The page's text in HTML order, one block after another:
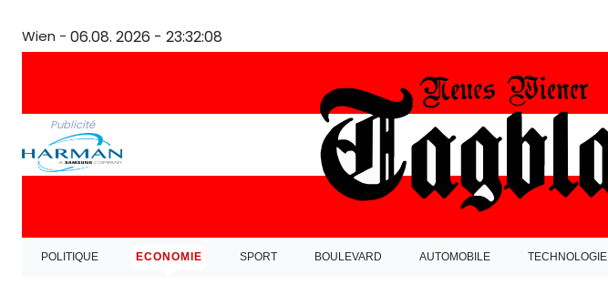
Wien - 06.08. 2026 - 23:32:09
Publicité
POLITIQUE ECONOMIE SPORT BOULEVARD AUTOMOBILE TECHNOLOGIE